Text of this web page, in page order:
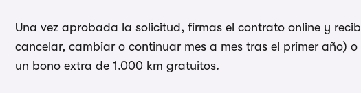
Una vez aprobada la solicitud, firmas el contrato online y
cancelar, cambiar o continuar mes a mes tras el primer año)
un bono extra de 1.000 km gratuitos.